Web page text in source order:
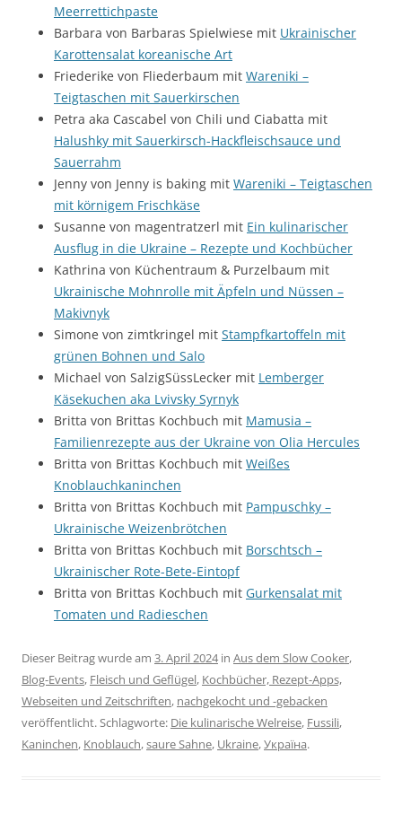
Meerrettichpaste
Barbara von Barbaras Spielwiese mit Ukrainischer
Karottensalat koreanische Art
Friederike von Fliederbaum mit Wareniki –
Teigtaschen mit Sauerkirschen
Petra aka Cascabel von Chili und Ciabatta mit
Halushky mit Sauerkirsch-Hackfleischsauce und
Sauerrahm
Jenny von Jenny is baking mit Wareniki – Teigtaschen
mit körnigem Frischkäse
Susanne von magentratzerl mit Ein kulinarischer
Ausflug in die Ukraine – Rezepte und Kochbücher
Kathrina von Küchentraum & Purzelbaum mit
Ukrainische Mohnrolle mit Äpfeln und Nüssen –
Makivnyk
Simone von zimtkringel mit Stampfkartoffeln mit
grünen Bohnen und Salo
Michael von SalzigSüssLecker mit Lemberger
Käsekuchen aka Lvivsky Syrnyk
Britta von Brittas Kochbuch mit Mamusia –
Familienrezepte aus der Ukraine von Olia Hercules
Britta von Brittas Kochbuch mit Weißes
Knoblauchkaninchen
Britta von Brittas Kochbuch mit Pampuschky –
Ukrainische Weizenbrötchen
Britta von Brittas Kochbuch mit Borschtsch –
Ukrainischer Rote-Bete-Eintopf
Britta von Brittas Kochbuch mit Gurkensalat mit
Tomaten und Radieschen
Dieser Beitrag wurde am 3. April 2024in Aus dem Slow Cooker,
Blog-Events, Fleisch und Geflügel, Kochbücher, Rezept-Apps,
Webseiten und Zeitschriften, nachgekocht und -gebacken
veröffentlicht. Schlagworte: Die kulinarische Welreise, Fussili,
Kaninchen, Knoblauch,saure Sahne, Ukraine,Україна.